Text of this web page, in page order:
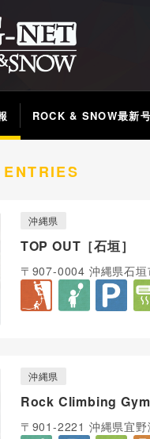
ROCK & SNOW最新号
沖縄県
TOP OUT［石垣］
〒907-0004 沖縄県石
沖縄県
Rock Climbing Gym
〒901-2221 沖縄県宜